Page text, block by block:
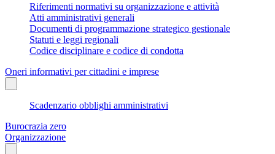
Riferimenti normativi su organizzazione e attività
Atti amministrativi generali
Documenti di programmazione strategico gestionale
Statuti e leggi regionali
Codice disciplinare e codice di condotta
Oneri informativi per cittadini e imprese
Scadenzario obblighi amministrativi
Burocrazia zero
Organizzazione